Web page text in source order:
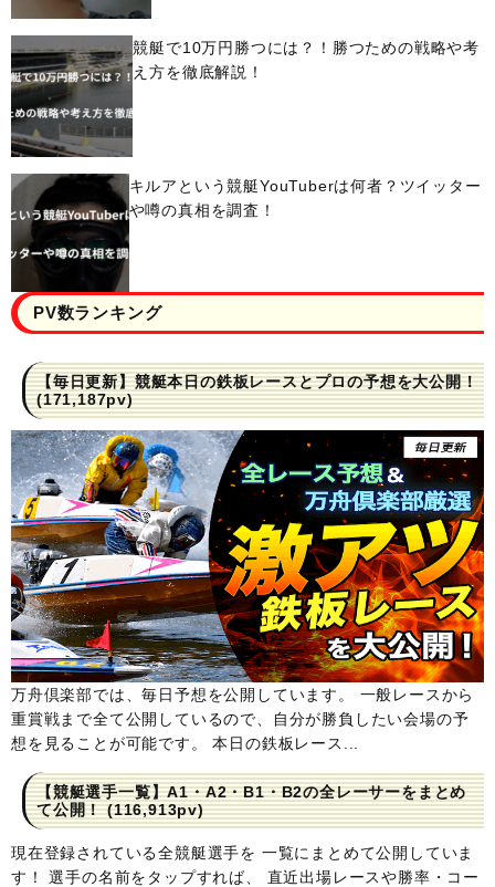
競艇で10万円勝つには？！勝つための戦略や考
え方を徹底解説！
キルアという競艇YouTuberは何者？ツイッター
や噂の真相を調査！
PV数ランキング
【毎日更新】競艇本日の鉄板レースとプロの予想を大公開！
(171,187pv)
万舟倶楽部では、毎日予想を公開しています。 一般レースから
重賞戦まで全て公開しているので、自分が勝負したい会場の予
想を見ることが可能です。 本日の鉄板レース...
【競艇選手一覧】A1・A2・B1・B2の全レーサーをまとめ
て公開！(116,913pv)
現在登録されている全競艇選手を 一覧にまとめて公開していま
す！ 選手の名前をタップすれば、 直近出場レースや勝率・コー